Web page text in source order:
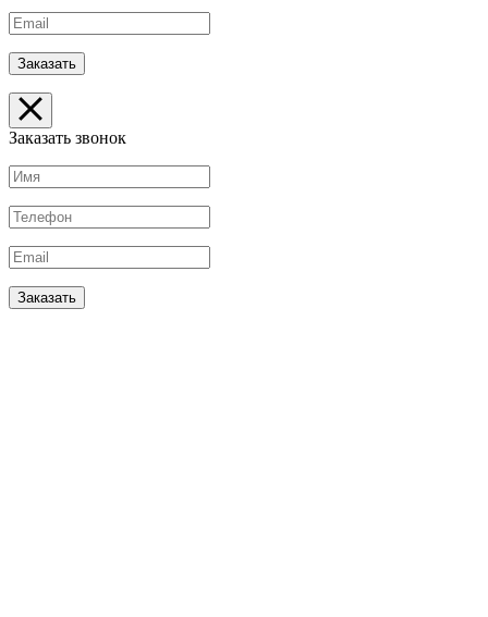
Заказать звонок